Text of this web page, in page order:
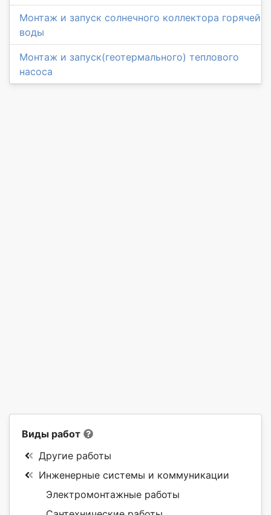
Монтаж и запуск солнечного коллектора горячей
воды
Монтаж и запуск(геотермального) теплового
насоса
Виды работ
Другие работы
Инженерные системы и коммуникации
Электромонтажные работы